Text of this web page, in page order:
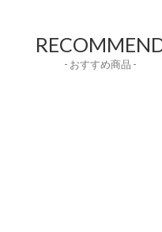
- おすすめ商品 -